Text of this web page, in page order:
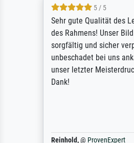
5 / 5
Sehr gute Qualität des
des Rahmens! Unser Bild
sorgfältig und sicher
unbeschadet bei uns
unser letzter Meisterdruck
Dank!
Reinhold,@ProvenExpert